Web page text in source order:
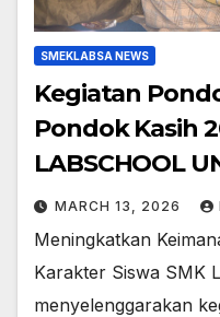
SMEKLABSA NEWS
Kegiatan
Pondok Kasih
LABSCHOOL
MARCH 13, 2026
Meningkatkan
Karakter Siswa SMK
menyelenggarakan